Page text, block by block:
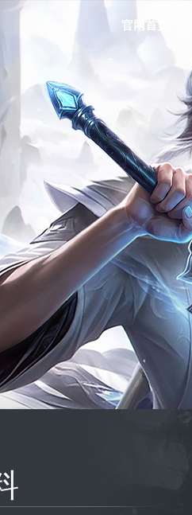
官网首页